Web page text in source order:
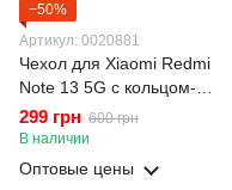
−50%
Артикул: 0020881
Чехол для Xiaomi Redmi
Note 13 5G с кольцом-
подставкой с золотой
окантовкой на редми нот 13
бирюзовый gs1
299 грн 600 грн
В наличии
Оптовые цены